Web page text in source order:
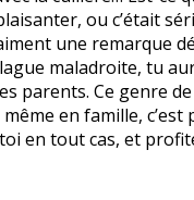
ou c’était
une remarque
maladroite, tu
parents. Ce genre de
en famille, c’est
en tout cas, et